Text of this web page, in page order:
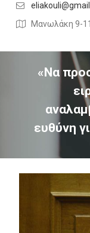
Μανωλάκη 9-
«Να
ευθύνη